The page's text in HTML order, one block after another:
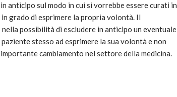
anticipo sul modo in cui si vorrebbe essere curati in
grado di esprimere la propria volontà. Il
possibilità di escludere in anticipo un eventuale
stesso ad esprimere la sua volontà e non
cambiamento nel settore della medicina.